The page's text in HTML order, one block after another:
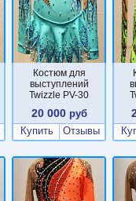
Костюм для
выступлений
Twizzle PV-30
20 000руб
Купить
Отзывы